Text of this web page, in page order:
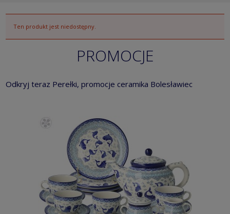
Ten produkt jest niedostępny.
PROMOCJE
Odkryj teraz Perełki, promocje ceramika Bolesławiec